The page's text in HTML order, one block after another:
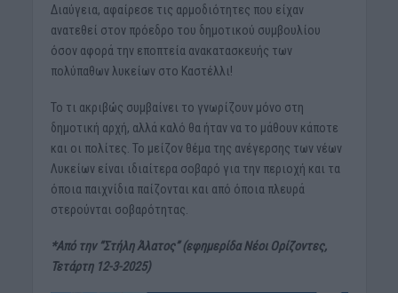
Διαύγεια, αφαίρεσε τις αρμοδιότητες που είχαν
ανατεθεί στον πρόεδρο του δημοτικού συμβουλίου
όσον αφορά την εποπτεία ανακατασκευής των
πολύπαθων λυκείων στο Καστέλλι!
Το τι ακριβώς συμβαίνει το γνωρίζουν μόνο στη
δημοτική αρχή, αλλά καλό θα ήταν να το μάθουν κάποτε
και οι πολίτες. Το μείζον θέμα της ανέγερσης των νέων
Λυκείων είναι ιδιαίτερα σοβαρό για την περιοχή και τα
όποια παιχνίδια παίζονται και από όποια πλευρά
στερούνται σοβαρότητας.
*Aπό την “Στήλη Άλατος” (εφημερίδα Νέοι Ορίζοντες,
Τετάρτη 12-3-2025)